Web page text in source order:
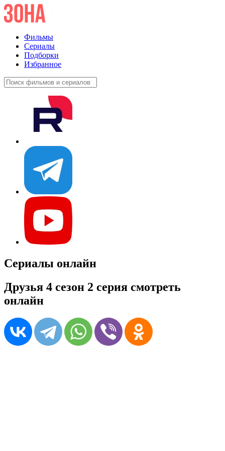
Фильмы
Сериалы
Подборки
Избранное
Сериалы онлайн
Друзья 4 сезон 2 серия смотреть
онлайн